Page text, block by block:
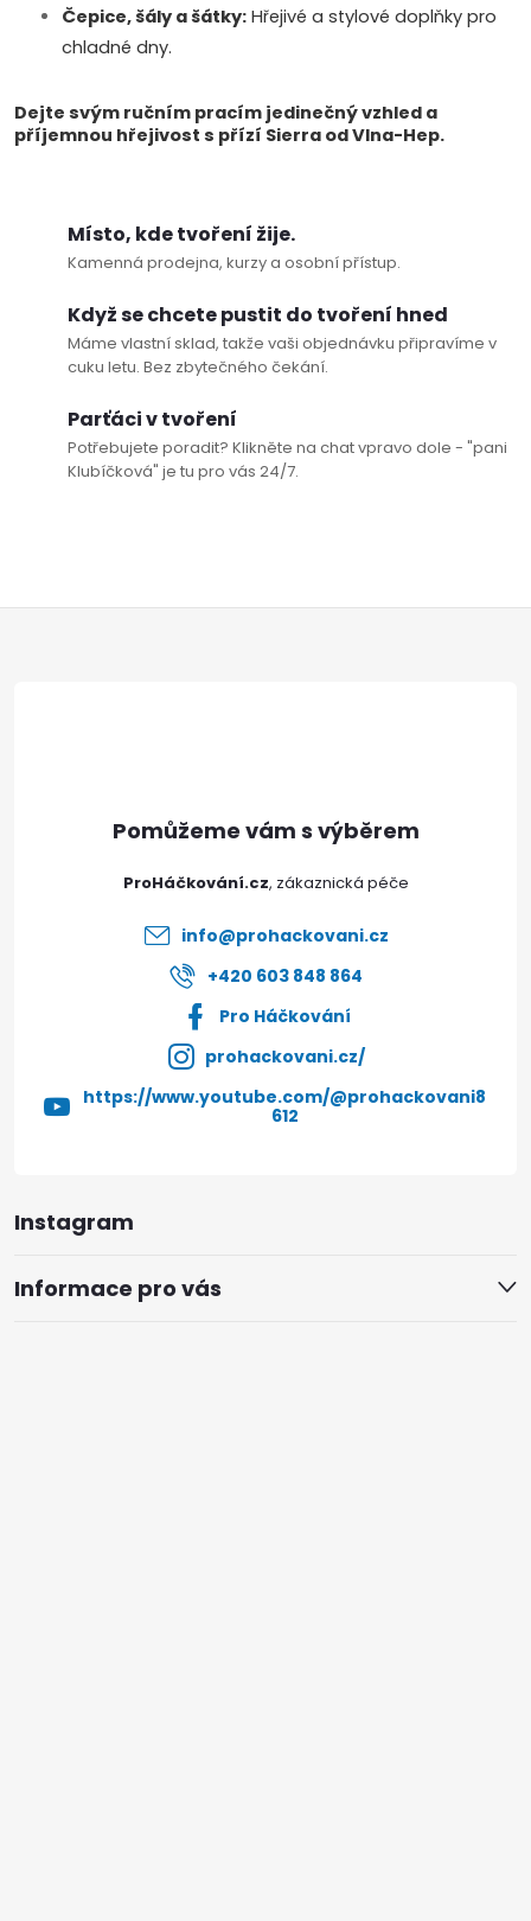
Čepice, šály a šátky: Hřejivé a stylové doplňky pro
chladné dny.
Dejte svým ručním pracím jedinečný vzhled a
příjemnou hřejivost s přízí Sierra od Vlna-Hep.
Místo, kde tvoření žije.
Kamenná prodejna, kurzy a osobní přístup.
Když se chcete pustit do tvoření hned
Máme vlastní sklad, takže vaši objednávku připravíme v
cuku letu. Bez zbytečného čekání.
Parťáci v tvoření
Potřebujete poradit? Klikněte na chat vpravo dole - "pani
Klubíčková" je tu pro vás 24/7.
Instagram
Informace pro vás
ProHáčkování.cz
info@prohackovani.cz
+420 603 848 864
Pro Háčkování
prohackovani.cz/
https://www.youtube.com/@prohackovani8
612